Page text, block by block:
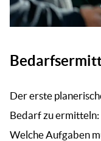
Der erste
Bedarf zu ermitteln:
Welche Aufgaben